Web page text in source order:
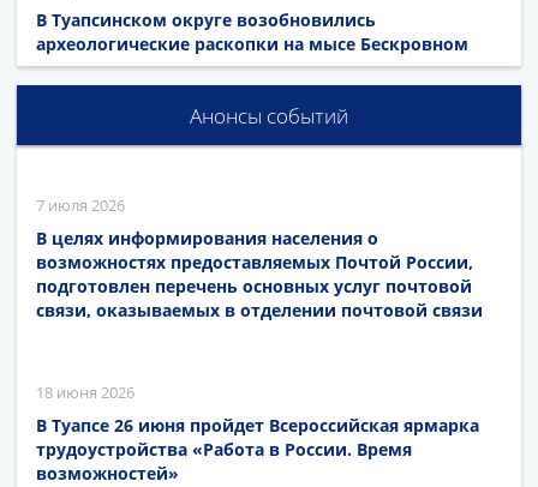
В Туапсинском округе возобновились
археологические раскопки на мысе Бескровном
Анонсы событий
7 июля 2026
В целях информирования населения о
возможностях предоставляемых Почтой России,
подготовлен перечень основных услуг почтовой
связи, оказываемых в отделении почтовой связи
18 июня 2026
В Туапсе 26 июня пройдет Всероссийская ярмарка
трудоустройства «Работа в России. Время
возможностей»